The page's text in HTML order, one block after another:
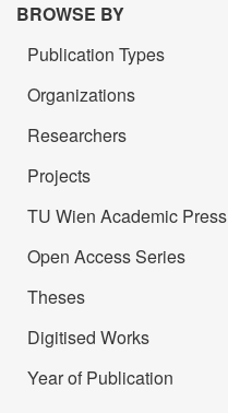
BROWSE BY
Publication Types
Organizations
Researchers
Projects
TU Wien Academic Press
Open Access Series
Theses
Digitised Works
Year of Publication